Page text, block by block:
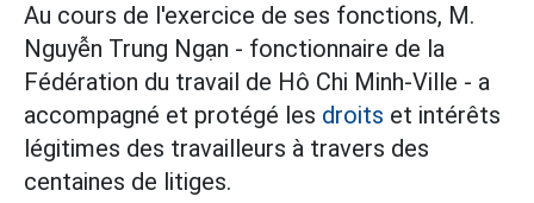
Au cours de l'exercice de ses fonctions, M.
Nguyễn Trung Ngạn - fonctionnaire de la
Fédération du travail de Hô Chi Minh-Ville - a
accompagné et protégé les droits et intérêts
légitimes des travailleurs à travers des
centaines de litiges.